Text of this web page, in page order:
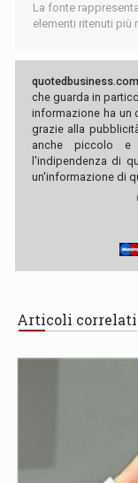
La fonte
elementi ritenuti più
quotedbusiness.com
che guarda in
informazione ha un
grazie alla
anche piccolo e
l'indipendenza di
un'informazione di
Articoli correlati